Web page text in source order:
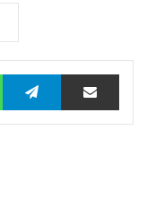
WhatsAppTelegramTeilen via E-Mail